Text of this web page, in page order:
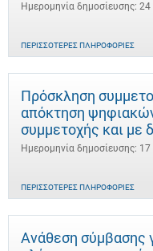
Ημερομηνία δημοσίευσης:
ΠΕΡΙΣΣΌΤΕΡΕΣ ΠΛΗΡΟΦΟΡΊΕΣ
Πρόσκληση
απόκτηση
συμμετοχής και με
Ημερομηνία δημοσίευσης:
ΠΕΡΙΣΣΌΤΕΡΕΣ ΠΛΗΡΟΦΟΡΊΕΣ
Ανάθεση σύμβασης